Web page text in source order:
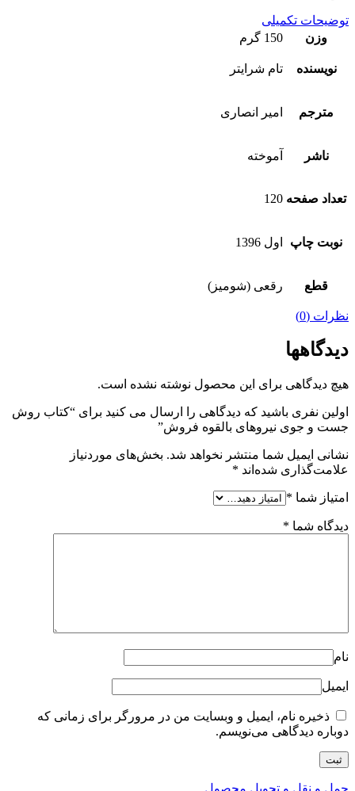
توضیحات تکمیلی
وزن
150 گرم
نویسنده تام شرایتر
مترجم امیر انصاری
ناشر آموخته
تعداد صفحه 120
نوبت چاپ اول 1396
قطع رقعی (شومیز)
نظرات (0)
دیدگاهها
هیچ دیدگاهی برای این محصول نوشته نشده است.
اولین نفری باشید که دیدگاهی را ارسال می کنید برای “کتاب روش
جست و جوی نیروهای بالقوه فروش”
نشانی ایمیل شما منتشر نخواهد شد. بخش‌های موردنیاز
علامت‌گذاری شده‌اند *
امتیاز شما *
دیدگاه شما *
نام
ایمیل
ذخیره نام، ایمیل و وبسایت من در مرورگر برای زمانی که
دوباره دیدگاهی می‌نویسم.